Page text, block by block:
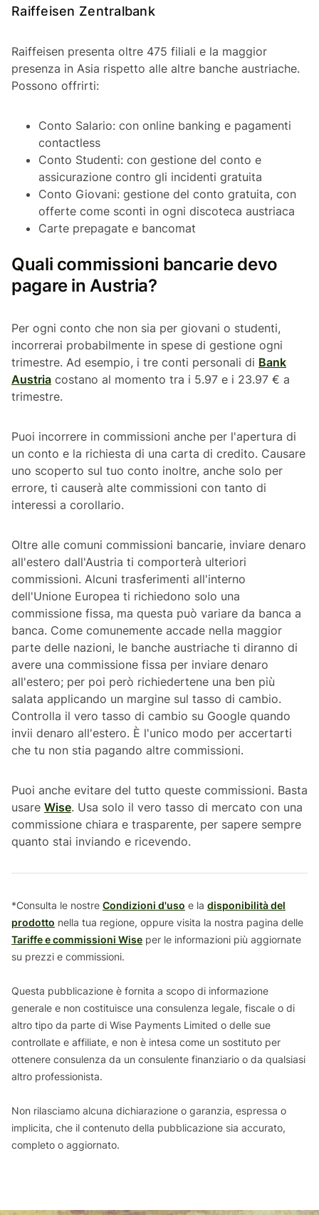
Raiffeisen Zentralbank
Raiffeisen presenta oltre 475 filiali e la maggior
presenza in Asia rispetto alle altre banche austriache.
Possono offrirti:
Conto Salario: con online banking e pagamenti
contactless
Conto Studenti: con gestione del conto e
assicurazione contro gli incidenti gratuita
Conto Giovani: gestione del conto gratuita, con
offerte come sconti in ogni discoteca austriaca
Carte prepagate e bancomat
Quali commissioni bancarie devo
pagare in Austria?
Per ogni conto che non sia per giovani o studenti,
incorrerai probabilmente in spese di gestione ogni
trimestre. Ad esempio, i tre conti personali di Bank
Austria costano al momento tra i 5.97 e i 23.97 € a
trimestre.
Puoi incorrere in commissioni anche per l'apertura di
un conto e la richiesta di una carta di credito. Causare
uno scoperto sul tuo conto inoltre, anche solo per
errore, ti causerà alte commissioni con tanto di
interessi a corollario.
Oltre alle comuni commissioni bancarie, inviare denaro
all'estero dall'Austria ti comporterà ulteriori
commissioni. Alcuni trasferimenti all'interno
dell'Unione Europea ti richiedono solo una
commissione fissa, ma questa può variare da banca a
banca. Come comunemente accade nella maggior
parte delle nazioni, le banche austriache ti diranno di
avere una commissione fissa per inviare denaro
all'estero; per poi però richiedertene una ben più
salata applicando un margine sul tasso di cambio.
Controlla il vero tasso di cambio su Google quando
invii denaro all'estero. È l'unico modo per accertarti
che tu non stia pagando altre commissioni.
Puoi anche evitare del tutto queste commissioni. Basta
usare Wise. Usa solo il vero tasso di mercato con una
commissione chiara e trasparente, per sapere sempre
quanto stai inviando e ricevendo.
*Consulta le nostre Condizioni d'uso e la disponibilità del
prodotto nella tua regione, oppure visita la nostra pagina delle
Tariffe e commissioni Wise per le informazioni più aggiornate
su prezzi e commissioni.
Questa pubblicazione è fornita a scopo di informazione
generale e non costituisce una consulenza legale, fiscale o di
altro tipo da parte di Wise Payments Limited o delle sue
controllate e affiliate, e non è intesa come un sostituto per
ottenere consulenza da un consulente finanziario o da qualsiasi
altro professionista.
Non rilasciamo alcuna dichiarazione o garanzia, espressa o
implicita, che il contenuto della pubblicazione sia accurato,
completo o aggiornato.